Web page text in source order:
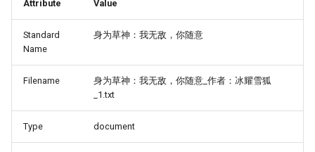
Attribute Value
Standard
Name
身为草神：我无敌，你随意
Filename
身为草神：我无敌，你随意_作者：冰耀雪狐
_1.txt
Type document